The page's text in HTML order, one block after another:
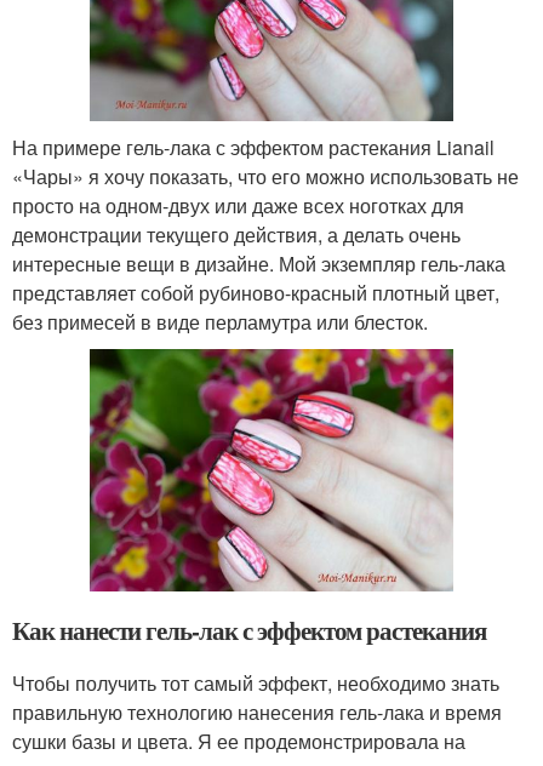
На примере гель-лака с эффектом растекания Lianail
«Чары» я хочу показать, что его можно использовать не
просто на одном-двух или даже всех ноготках для
демонстрации текущего действия, а делать очень
интересные вещи в дизайне. Мой экземпляр гель-лака
представляет собой рубиново-красный плотный цвет,
без примесей в виде перламутра или блесток.
Как нанести гель-лак с эффектом растекания
Чтобы получить тот самый эффект, необходимо знать
правильную технологию нанесения гель-лака и время
сушки базы и цвета. Я ее продемонстрировала на